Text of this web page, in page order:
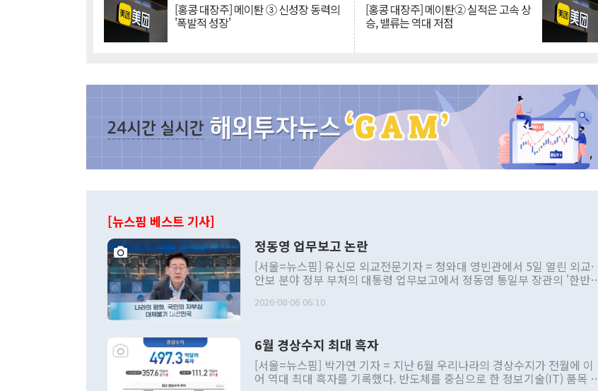
[홍콩 대장주] 메이퇀 ③ 신성장 동력의
'폭발적 성장'
[홍콩 대장주] 메이퇀② 실적은 고속 상
승, 밸류는 역대 저점
[뉴스핌 베스트 기사]
정동영 업무보고 논란
[서울=뉴스핌] 유신모 외교전문기자 = 청와대 영빈관에서 5일 열린 외교·
안보 분야 정부 부처의 대통령 업무보고에서 정동영 통일부 장관의 '한반
발언 중에는 정부 내 조율을 거치지 않은 사안을 정책으로 추진하겠다고 공
주의적 희망에 근거한 비현실적 구상'이라는 비판을 내놨다. 그동안 정 장
관의 대북 정책 관련 발언이 물의를 빚은 적은 여러 번 있지만 대통령과 유
관 부처 장관이 공개적으로 부정적 입장을 표명한 것은 이례적이다. 정 장
관의 무리한 대북 접근법과 월권을 제어해야 한다는 목소리도 높아지고 있
2026-08-06 06:10
6월 경상수지 최대 흑자
[서울=뉴스핌] 박가연 기자 = 지난 6월 우리나라의 경상수지가 전월에 이
어 역대 최대 흑자를 기록했다. 반도체를 중심으로 한 정보기술(IT) 품목